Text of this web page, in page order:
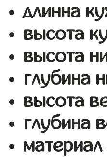
длинна
высота
высота
глубина
высота
глубина